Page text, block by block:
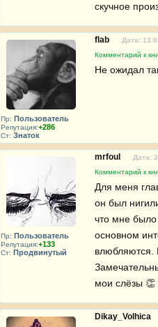
скучное
Пр: Пользователь
Репутация:+286
Ст: Знаток
flab
Дата:
Комментарий к
Не ожидал
Пр: Пользователь
Репутация:+133
Ст: Продвинутый
mrfoul
Дата:
Комментарий к
Для меня
он был
что мне было
основном
влюбляются.
мои слёзы 👏
Dikay_Volhica